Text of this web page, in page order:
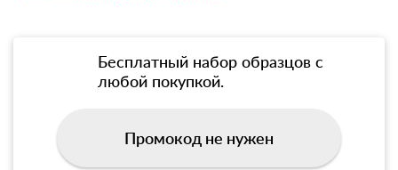
Бесплатный набор образцов с
любой покупкой.
Промокод не нужен